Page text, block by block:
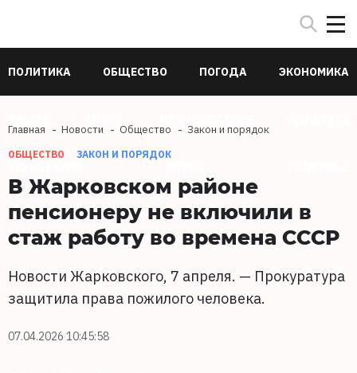
ПОЛИТИКА ОБЩЕСТВО ПОГОДА ЭКОНОМИКА
Главная Новости Общество Закон и порядок
ОБЩЕСТВО ЗАКОН И ПОРЯДОК
В Жарковском районе
пенсионеру не включили в
стаж работу во времена СССР
Новости Жарковского, 7 апреля. — Прокуратура
защитила права пожилого человека.
07.04.2026 10:45:58